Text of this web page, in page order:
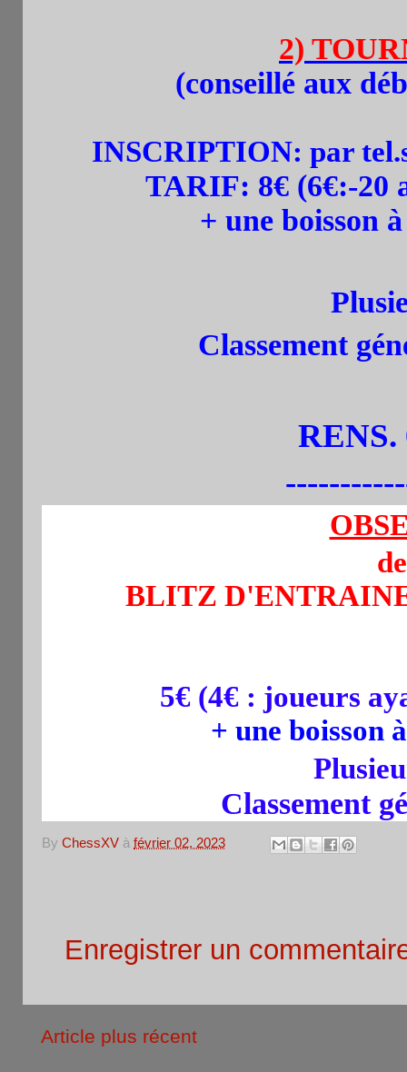
2)
(conseillé aux
INSCRIPTION: par
TARIF: 8€ (6€:-20
+ une boisson
Classement
RENS.
BLITZ
5€ (4€ : joueurs
+ une boisson
Classement
By ChessXV à février 02, 2023
Enregistrer un
Article plus récent